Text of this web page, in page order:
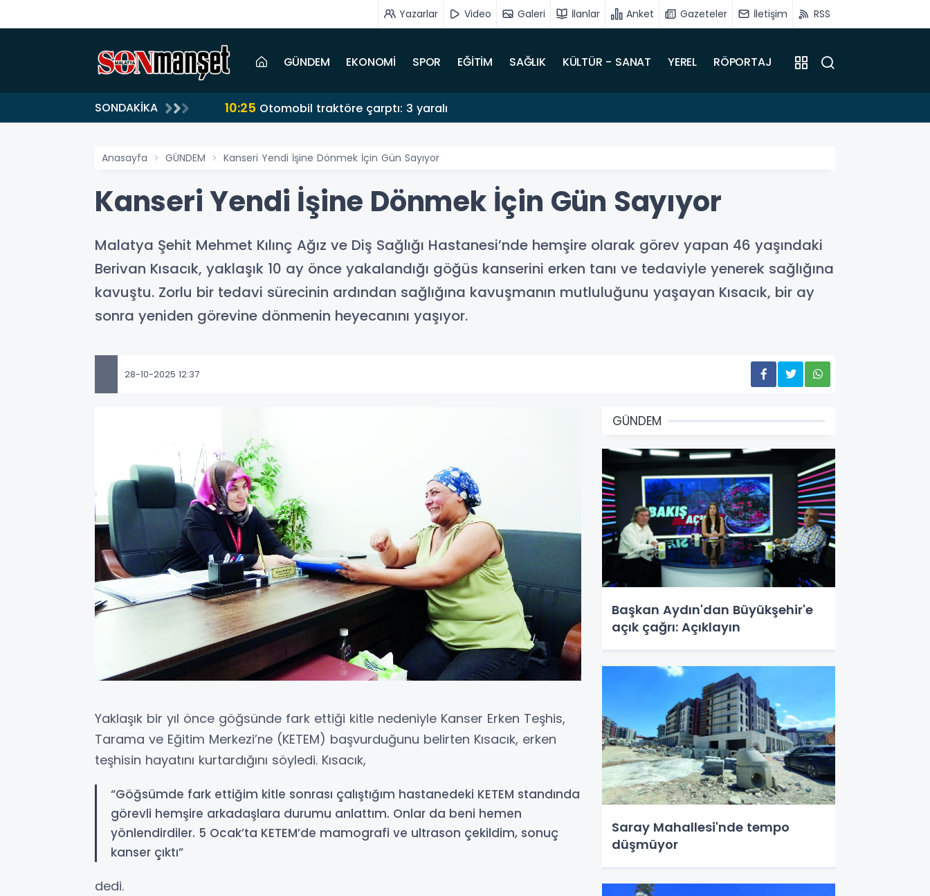
Yazarlar Video Galeri İlanlar Anket Gazeteler İletişim RSS
GÜNDEM EKONOMİ SPOR EĞİTİM SAĞLIK KÜLTÜR - SANAT YEREL RÖPORTAJ
SONDAKİKA 10:25 Otomobil traktöre çarptı: 3 yaralı
Anasayfa GÜNDEM Kanseri Yendi İşine Dönmek İçin Gün Sayıyor
Kanseri Yendi İşine Dönmek İçin Gün Sayıyor
Malatya Şehit Mehmet Kılınç Ağız ve Diş Sağlığı Hastanesi’nde hemşire olarak görev yapan 46 yaşındaki
Berivan Kısacık, yaklaşık 10 ay önce yakalandığı göğüs kanserini erken tanı ve tedaviyle yenerek sağlığına
kavuştu. Zorlu bir tedavi sürecinin ardından sağlığına kavuşmanın mutluluğunu yaşayan Kısacık, bir ay
sonra yeniden görevine dönmenin heyecanını yaşıyor.
28-10-2025 12:37
Yaklaşık bir yıl önce göğsünde fark ettiği kitle nedeniyle Kanser Erken Teşhis,
Tarama ve Eğitim Merkezi’ne (KETEM) başvurduğunu belirten Kısacık, erken
teşhisin hayatını kurtardığını söyledi. Kısacık,
“Göğsümde fark ettiğim kitle sonrası çalıştığım hastanedeki KETEM standında
görevli hemşire arkadaşlara durumu anlattım. Onlar da beni hemen
yönlendirdiler. 5 Ocak’ta KETEM’de mamografi ve ultrason çekildim, sonuç
kanser çıktı”
dedi.
GÜNDEM
Başkan Aydın'dan Büyükşehir'e
açık çağrı: Açıklayın
Saray Mahallesi'nde tempo
düşmüyor